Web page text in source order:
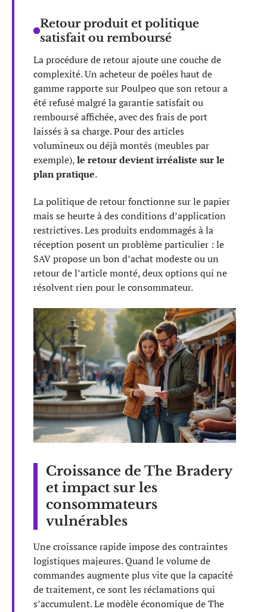
Retour produit et politique
satisfait ou remboursé
La procédure de retour ajoute une couche de
complexité. Un acheteur de poêles haut de
gamme rapporte sur Poulpeo que son retour a
été refusé malgré la garantie satisfait ou
remboursé affichée, avec des frais de port
laissés à sa charge. Pour des articles
volumineux ou déjà montés (meubles par
exemple),le retour devient irréaliste sur le
plan pratique.
La politique de retour fonctionne sur le papier
mais se heurte à des conditions d’application
restrictives. Les produits endommagés à la
réception posent un problème particulier : le
SAV propose un bon d’achat modeste ou un
retour de l’article monté, deux options qui ne
résolvent rien pour le consommateur.
Croissance de The Bradery
et impact sur les
consommateurs
vulnérables
Une croissance rapide impose des contraintes
logistiques majeures. Quand le volume de
commandes augmente plus vite que la capacité
de traitement, ce sont les réclamations qui
s’accumulent. Le modèle économique de The